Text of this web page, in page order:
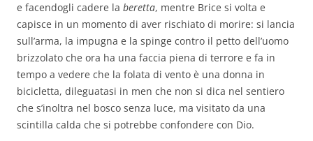
e facendogli cadere la beretta, mentre Brice si volta e
capisce in un momento di aver rischiato di morire: si lancia
sull’arma, la impugna e la spinge contro il petto dell’uomo
brizzolato che ora ha una faccia piena di terrore e fa in
tempo a vedere che la folata di vento è una donna in
bicicletta, dileguatasi in men che non si dica nel sentiero
che s’inoltra nel bosco senza luce, ma visitato da una
scintilla calda che si potrebbe confondere con Dio.